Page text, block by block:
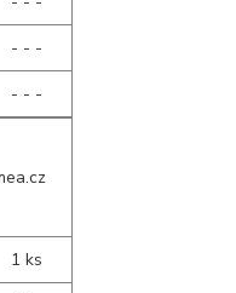
- - -
- - -
1 ks